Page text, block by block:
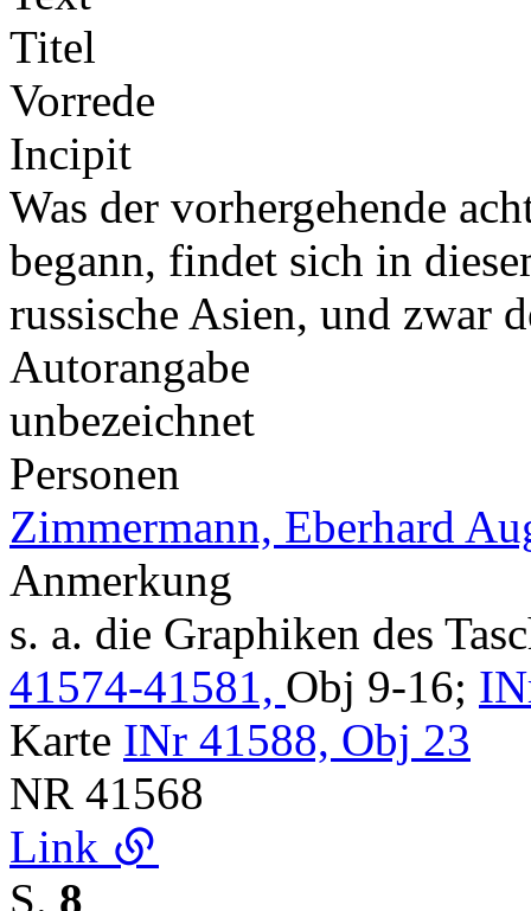
Titel
Vorrede
Incipit
Was der vorhergehende
begann, findet sich in
russische Asien, und zwar
Autorangabe
unbezeichnet
Personen
Zimmermann, Eberhard
Anmerkung
s. a. die Graphiken des
41574-41581, Obj 9-16;
Karte INr 41588, Obj 23
NR 41568
Link
S. 8